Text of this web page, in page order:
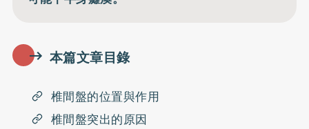
本篇文章目錄
椎間盤的位置與作用
椎間盤突出的原因